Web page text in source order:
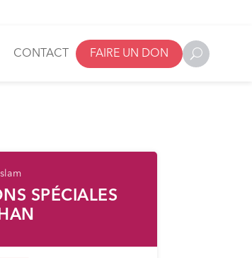
CONTACT FAIRE UN DON
SPÉCIALES